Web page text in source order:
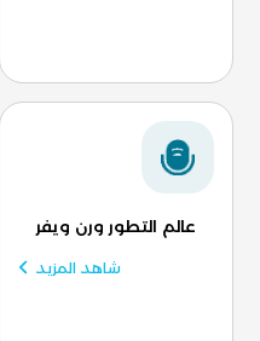
عالم التطور ورن ويفر
شاهد المزيد